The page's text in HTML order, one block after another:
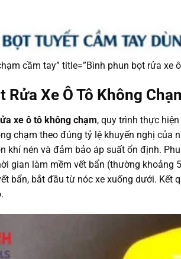
cầm tay” title=”Bình phun bọt rửa xe
Rửa Xe Ô Tô Không
xe ô tô không chạm, quy trình thực
chạm theo đúng tỷ lệ khuyến nghị của
khí nén và đảm bảo áp suất ổn định.
gian làm mềm vết bẩn (thường khoảng
bẩn, bắt đầu từ nóc xe xuống dưới. Kết